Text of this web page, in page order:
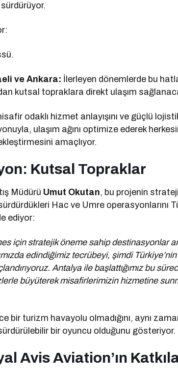
ve Ankara: İlerleyen dönemlerde bu
kutsal topraklara direkt ulaşım
odaklı hizmet anlayışını ve güçlü
ulaşım ağını optimize ederek
amaçlıyor.
Kutsal Topraklar
Müdürü Umut Okutan, bu projenin
Hac ve Umre operasyonlarını
ediyor:
için stratejik öneme sahip destinasyonlar
edindiğimiz tecrübeyi, şimdi Türkiye’nin
Antalya ile başlattığımız bu
büyüterek misafirlerimizin hizmetine
bir turizm havayolu olmadığını, aynı
bir oyuncu olduğunu gösteriyor.
Avis Aviation’ın